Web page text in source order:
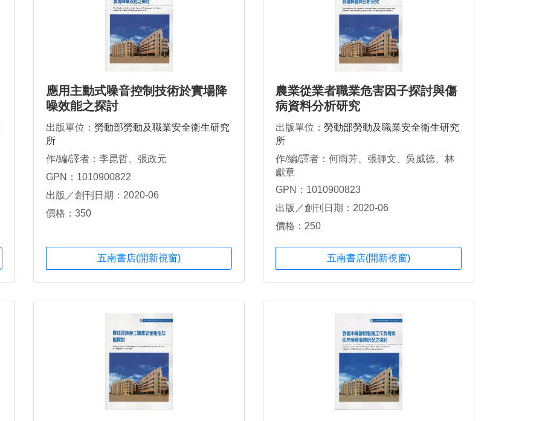
應用主動式噪音控制技術於實場降
噪效能之探討
出版單位： 勞動部勞動及職業安全衛生研究
所
作/編/譯者：李昆哲、張政元
GPN：1010900822
出版／創刊日期：2020-06
價格：350
五南書店(開新視窗)
農業從業者職業危害因子探討與傷
病資料分析研究
出版單位： 勞動部勞動及職業安全衛生研究
所
作/編/譯者：何雨芳、張靜文、吳威德、林
獻章
GPN：1010900823
出版／創刊日期：2020-06
價格：250
五南書店(開新視窗)